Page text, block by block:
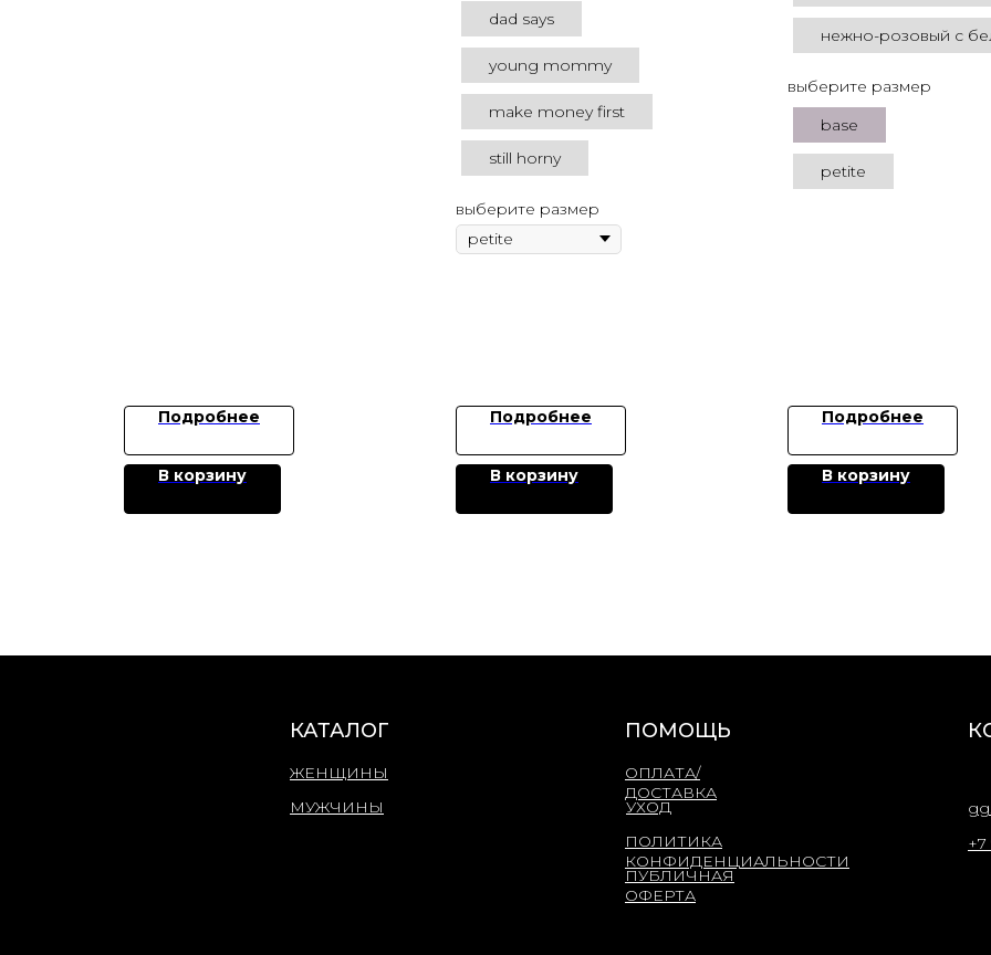
Подробнее
В корзину
dad says
young mommy
make money first
still horny
выберите размер
Подробнее
В корзину
нежно-розовый с
выберите размер
base
petite
Подробнее
В корзину
ПОЛИТИКА
КОНФИДЕНЦИАЛЬНОСТИ
ПУБЛИЧНАЯ
ОФЕРТА
КАТАЛОГ ПОМОЩЬ
ОПЛАТА/
ДОСТАВКА
+7
УХОД
МУЖЧИНЫ
ЖЕНЩИНЫ